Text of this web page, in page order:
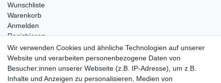
Wunschliste
Warenkorb
Anmelden
Registrieren
Kontakt
Newsletter Anmeldung
Newsletter Abmeldung
Wir verwenden Cookies und ähnliche Technologien auf unserer
Website und verarbeiten personenbezogene Daten von
Besucher:innen unserer Webseite (z.B. IP-Adresse), um z.B.
Inhalte und Anzeigen zu personalisieren, Medien von